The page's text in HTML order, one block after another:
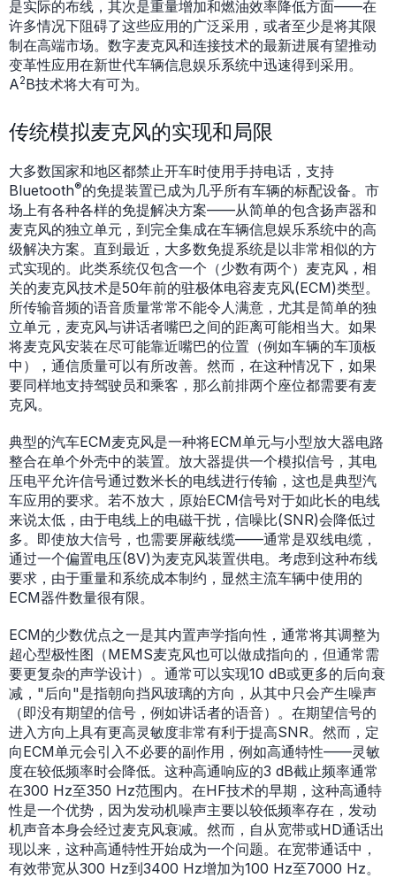
是实际的布线，其次是重量增加和燃油效率降低方面——在
许多情况下阻碍了这些应用的广泛采用，或者至少是将其限
制在高端市场。数字麦克风和连接技术的最新进展有望推动
变革性应用在新世代车辆信息娱乐系统中迅速得到采用。
A2B技术将大有可为。
传统模拟麦克风的实现和局限
大多数国家和地区都禁止开车时使用手持电话，支持
Bluetooth®的免提装置已成为几乎所有车辆的标配设备。市
场上有各种各样的免提解决方案——从简单的包含扬声器和
麦克风的独立单元，到完全集成在车辆信息娱乐系统中的高
级解决方案。直到最近，大多数免提系统是以非常相似的方
式实现的。此类系统仅包含一个（少数有两个）麦克风，相
关的麦克风技术是50年前的驻极体电容麦克风(ECM)类型。
所传输音频的语音质量常常不能令人满意，尤其是简单的独
立单元，麦克风与讲话者嘴巴之间的距离可能相当大。如果
将麦克风安装在尽可能靠近嘴巴的位置（例如车辆的车顶板
中），通信质量可以有所改善。然而，在这种情况下，如果
要同样地支持驾驶员和乘客，那么前排两个座位都需要有麦
克风。
典型的汽车ECM麦克风是一种将ECM单元与小型放大器电路
整合在单个外壳中的装置。放大器提供一个模拟信号，其电
压电平允许信号通过数米长的电线进行传输，这也是典型汽
车应用的要求。若不放大，原始ECM信号对于如此长的电线
来说太低，由于电线上的电磁干扰，信噪比(SNR)会降低过
多。即使放大信号，也需要屏蔽线缆——通常是双线电缆，
通过一个偏置电压(8V)为麦克风装置供电。考虑到这种布线
要求，由于重量和系统成本制约，显然主流车辆中使用的
ECM器件数量很有限。
ECM的少数优点之一是其内置声学指向性，通常将其调整为
超心型极性图（MEMS麦克风也可以做成指向的，但通常需
要更复杂的声学设计）。通常可以实现10 dB或更多的后向衰
减，"后向"是指朝向挡风玻璃的方向，从其中只会产生噪声
（即没有期望的信号，例如讲话者的语音）。在期望信号的
进入方向上具有更高灵敏度非常有利于提高SNR。然而，定
向ECM单元会引入不必要的副作用，例如高通特性——灵敏
度在较低频率时会降低。这种高通响应的3 dB截止频率通常
在300 Hz至350 Hz范围内。在HF技术的早期，这种高通特
性是一个优势，因为发动机噪声主要以较低频率存在，发动
机声音本身会经过麦克风衰减。然而，自从宽带或HD通话出
现以来，这种高通特性开始成为一个问题。在宽带通话中，
有效带宽从300 Hz到3400 Hz增加为100 Hz至7000 Hz。